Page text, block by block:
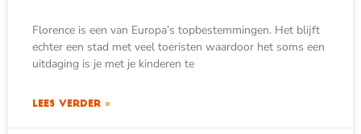
Florence is een van Europa’s topbestemmingen. Het blijft
echter een stad met veel toeristen waardoor het soms een
uitdaging is je met je kinderen te
LEES VERDER »